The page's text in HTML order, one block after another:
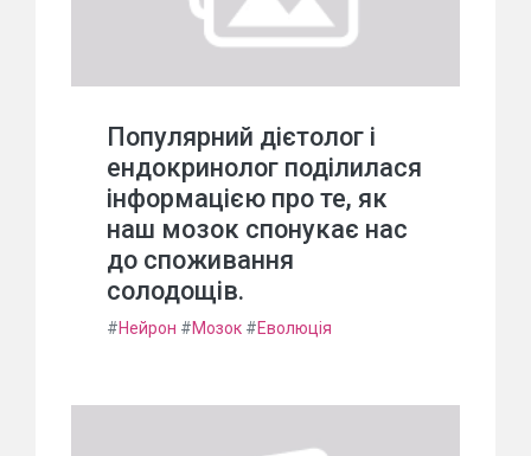
Популярний дієтолог і
ендокринолог поділилася
інформацією про те, як
наш мозок спонукає нас
до споживання
солодощів.
#Нейрон #Мозок #Еволюція